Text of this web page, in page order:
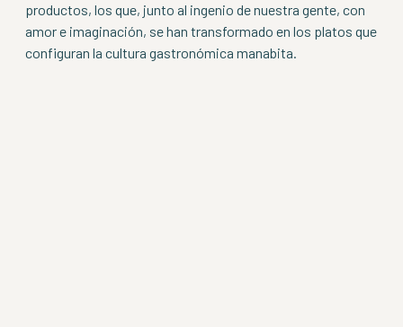
productos, los que, junto al ingenio de nuestra gente, con
amor e imaginación, se han transformado en los platos que
configuran la cultura gastronómica manabita.